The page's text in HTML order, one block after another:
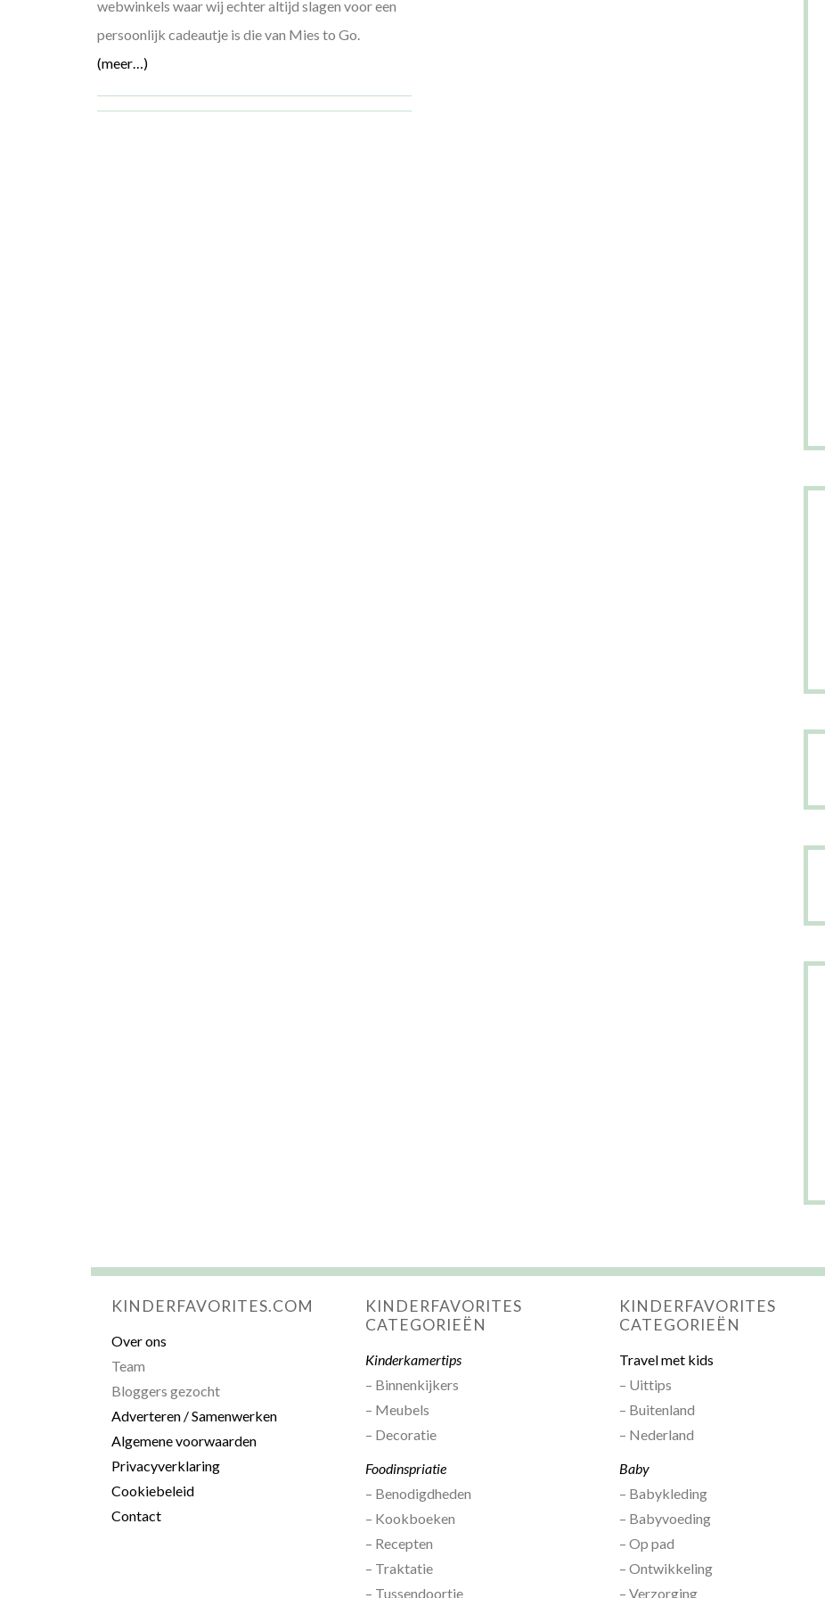
webwinkels waar wij echter altijd slagen voor een
persoonlijk cadeautje is die van Mies to Go.
(meer…)
KINDERFAVORITES.COM
Over ons
Team
Bloggers gezocht
Adverteren / Samenwerken
Algemene voorwaarden
Privacyverklaring
Cookiebeleid
Contact
KINDERFAVORITES
CATEGORIEËN
Kinderkamertips
– Binnenkijkers
– Meubels
– Decoratie
Foodinspriatie
– Benodigdheden
– Kookboeken
– Recepten
– Traktatie
– Tussendoortje
KINDERFAVORITES
CATEGORIEËN
Travel met kids
– Uittips
– Buitenland
– Nederland
Baby
– Babykleding
– Babyvoeding
– Op pad
– Ontwikkeling
– Verzorging